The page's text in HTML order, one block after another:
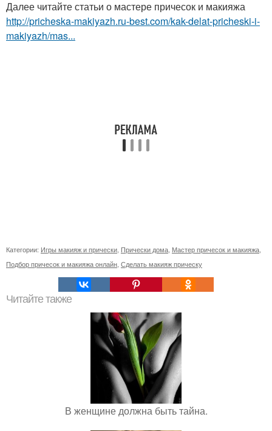
Далее читайте статьи о мастере причесок и макияжа
http://pricheska-makiyazh.ru-best.com/kak-delat-pricheski-i-
makiyazh/mas...
Категории: Игры макияж и прически Прически дома Мастер причесок и макияжа
Подбор причесок и макияжа онлайн Сделать макияж прическу
Читайте также
В женщине должна быть тайна.